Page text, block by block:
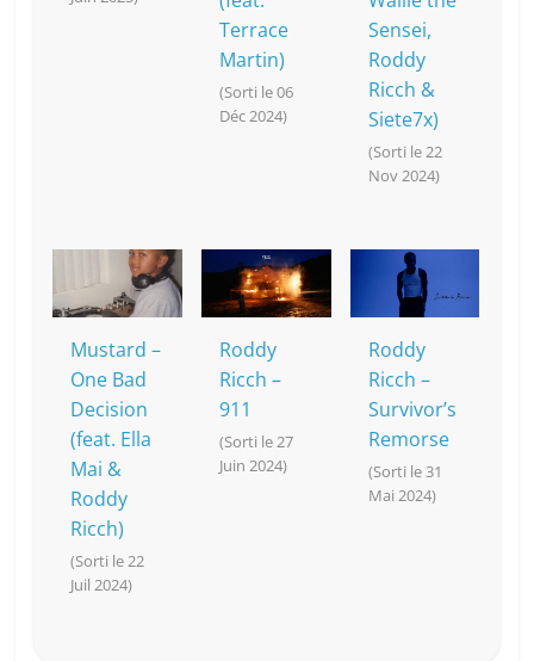
Terrace
Martin)
(Sorti le 06
Déc 2024)
Sensei,
Roddy
Ricch &
Siete7x)
(Sorti le 22
Nov 2024)
Mustard –
One Bad
Decision
(feat. Ella
Mai &
Roddy
Ricch)
(Sorti le 22
Juil 2024)
Roddy
Ricch –
911
(Sorti le 27
Juin 2024)
Roddy
Ricch –
Survivor’s
Remorse
(Sorti le 31
Mai 2024)